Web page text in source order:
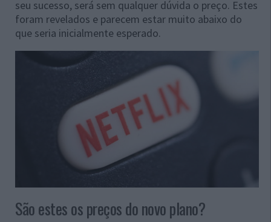
seu sucesso, será sem qualquer dúvida o preço. Estes
foram revelados e parecem estar muito abaixo do
que seria inicialmente esperado.
São estes os preços do novo plano?